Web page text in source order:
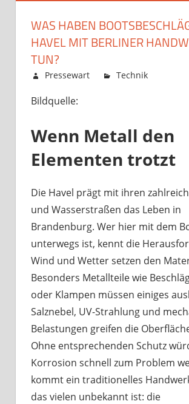
WAS HABEN
HAVEL MIT BERLINER
TUN?
Februar 12, 2026
Pressewart Technik
Bildquelle:
Wenn Metall den
Elementen trotzt
Die Havel prägt mit ihren
und Wasserstraßen das Leben in
Brandenburg. Wer hier mit dem
unterwegs ist, kennt die
Wind und Wetter setzen den
Besonders Metallteile wie
oder Klampen müssen einiges
Salznebel, UV-Strahlung und
Belastungen greifen die
Ohne entsprechenden Schutz
Korrosion schnell zum Problem
kommt ein traditionelles
das vielen unbekannt ist: die